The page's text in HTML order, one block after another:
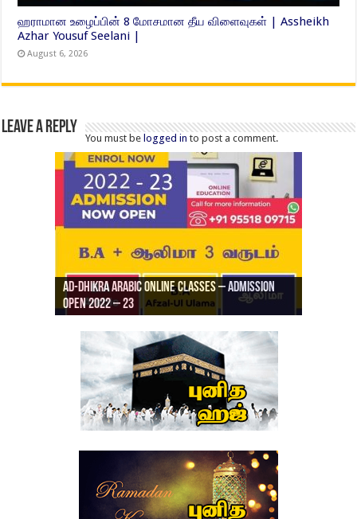
ஹராமான உழைப்பின் 8 மோசமான தீய விளைவுகள் | Assheikh
Azhar Yousuf Seelani |
August 6, 2026
Leave a Reply
You must belogged in to post a comment.
Ad-Dhikra Arabic Online Classes – Admission
Open 2022 – 23
Ad-Dhikra Arabic Online Classes – BA Arabic
AD DHIKRA ARABIC COLLEGE ADMISSION
ரியாத் ஜும்ஆ தமிழாக்கம், Jamia Al Hajiri
Masjid (Kuwait Masjid), Malaz, Riyadh